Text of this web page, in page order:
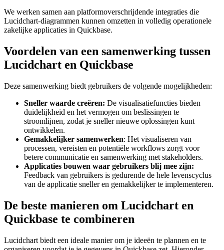
We werken samen aan platformoverschrijdende integraties die
Lucidchart-diagrammen kunnen omzetten in volledig operationele
zakelijke applicaties in Quickbase.
Voordelen van een samenwerking tussen
Lucidchart en Quickbase
Deze samenwerking biedt gebruikers de volgende mogelijkheden:
Sneller waarde creëren: De visualisatiefuncties bieden
duidelijkheid en het vermogen om beslissingen te
stroomlijnen, zodat je sneller nieuwe oplossingen kunt
ontwikkelen.
Gemakkelijker samenwerken: Het visualiseren van
processen, vereisten en potentiële workflows zorgt voor
betere communicatie en samenwerking met stakeholders.
Applicaties bouwen waar gebruikers blij mee zijn:
Feedback van gebruikers is gedurende de hele levenscyclus
van de applicatie sneller en gemakkelijker te implementeren.
De beste manieren om Lucidchart en
Quickbase te combineren
Lucidchart biedt een ideale manier om je ideeën te plannen en te